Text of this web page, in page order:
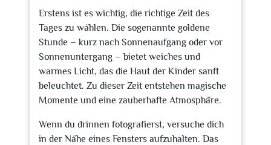
Erstens ist es wichtig, die richtige Zeit des
Tages zu wählen. Die sogenannte goldene
Stunde – kurz nach Sonnenaufgang oder vor
Sonnenuntergang – bietet weiches und
warmes Licht, das die Haut der Kinder sanft
beleuchtet. Zu dieser Zeit entstehen magische
Momente und eine zauberhafte Atmosphäre.
Wenn du drinnen fotografierst, versuche dich
in der Nähe eines Fensters aufzuhalten. Das